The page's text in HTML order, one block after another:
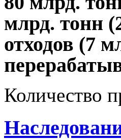
млрд. тонн
отходов (7
Количество